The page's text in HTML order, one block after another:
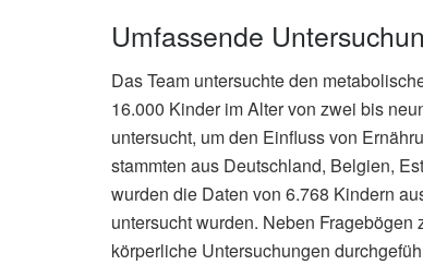
Umfassende
Das Team untersuchte den
16.000 Kinder im Alter von zwei bis
untersucht, um den Einfluss von
stammten aus Deutschland, Belgien,
wurden die Daten von 6.768 Kindern
untersucht wurden. Neben
körperliche Untersuchungen